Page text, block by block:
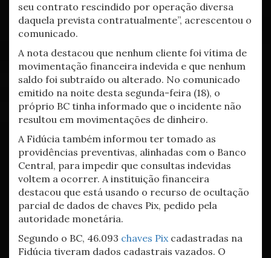
seu contrato rescindido por operação diversa
daquela prevista contratualmente”, acrescentou o
comunicado.
A nota destacou que nenhum cliente foi vítima de
movimentação financeira indevida e que nenhum
saldo foi subtraído ou alterado. No comunicado
emitido na noite desta segunda-feira (18), o
próprio BC tinha informado que o incidente não
resultou em movimentações de dinheiro.
A Fidúcia também informou ter tomado as
providências preventivas, alinhadas com o Banco
Central, para impedir que consultas indevidas
voltem a ocorrer. A instituição financeira
destacou que está usando o recurso de ocultação
parcial de dados de chaves Pix, pedido pela
autoridade monetária.
Segundo o BC, 46.093 chaves Pix cadastradas na
Fidúcia tiveram dados cadastrais vazados. O